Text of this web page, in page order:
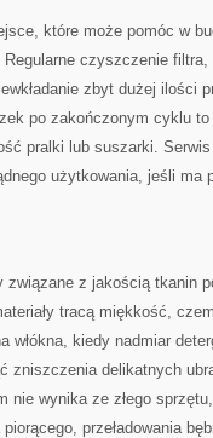
które może pomóc w
czyszczenie
zbyt dużej ilości
po zakończonym cyklu to
pralki lub suszarki.
użytkowania, jeśli ma
związane z jakością tkanin
tracą miękkość,
włókna, kiedy nadmiar
zniszczenia delikatnych
nie wynika ze złego
przeładowania